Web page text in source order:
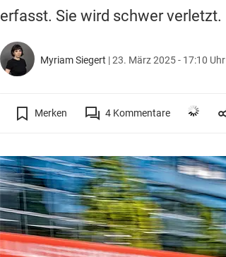
erfasst. Sie wird schwer verletzt.
Myriam Siegert |23. März 2025 - 17:10 Uhr
Merken 4Kommentare